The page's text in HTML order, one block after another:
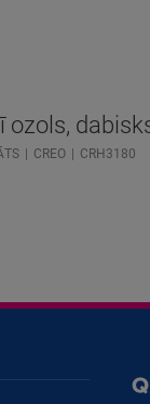
ozols,
CREO CRH3180